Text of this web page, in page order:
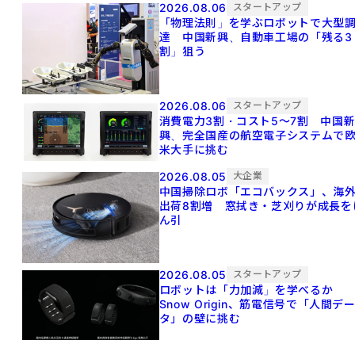
2026.08.06 スタートアップ
「物理法則」を学ぶロボットで大型
達 中国新興、自動車工場の「残る3
割」狙う
2026.08.06 スタートアップ
消費電力3割・コスト5〜7割 中国新
興、完全国産の航空電子システムで
米大手に挑む
2026.08.05
大企業
中国掃除ロボ「エコバックス」、海
出荷8割増 窓拭き・芝刈りが成長を
ん引
2026.08.05 スタートアップ
ロボットは「力加減」を学べるか
Snow Origin、筋電信号で「人間デー
タ」の壁に挑む